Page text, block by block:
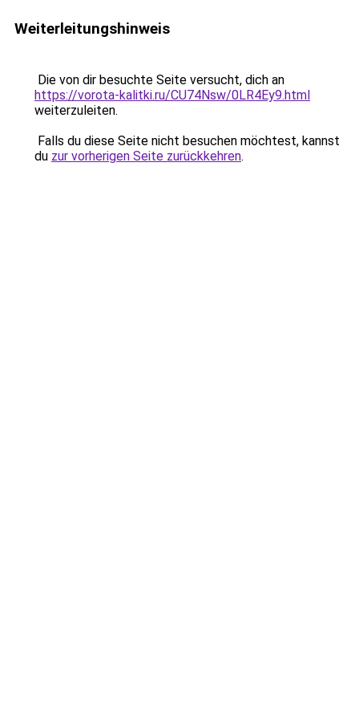
Weiterleitungshinweis
Die von dir besuchte Seite versucht, dich an
https://vorota-kalitki.ru/CU74Nsw/0LR4Ey9.html
weiterzuleiten.
Falls du diese Seite nicht besuchen möchtest, kannst
du zur vorherigen Seite zurückkehren.